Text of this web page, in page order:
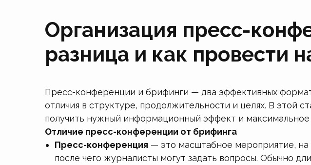
Организация пресс-
разница и как провести
Пресс-конференции и брифинги — два эффективных
отличия в структуре, продолжительности и целях. В этой
получить нужный информационный эффект и
Отличие пресс-конференции от брифинга
Пресс-конференция — это масштабное мероприятие,
после чего журналисты могут задать вопросы. Обычно